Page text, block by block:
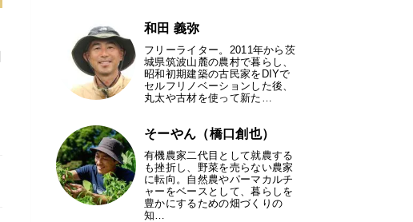
和田 義弥
フリーライター。2011年から茨
城県筑波山麓の農村で暮らし、
昭和初期建築の古民家をDIYで
セルフリノベーションした後、
丸太や古材を使って新た…
そーやん（橋口創也）
有機農家二代目として就農する
も挫折し、野菜を売らない農家
に転向。自然農やパーマカルチ
ャーをベースとして、暮らしを
豊かにするための畑づくりの
知…